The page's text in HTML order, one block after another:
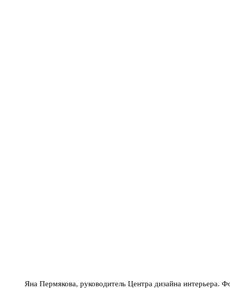
Яна Пермякова, руководитель Центра дизайна интерьера.